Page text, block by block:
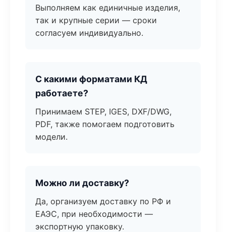
Выполняем как единичные изделия,
так и крупные серии — сроки
согласуем индивидуально.
С какими форматами КД
работаете?
Принимаем STEP, IGES, DXF/DWG,
PDF, также помогаем подготовить
модели.
Можно ли доставку?
Да, организуем доставку по РФ и
ЕАЭС, при необходимости —
экспортную упаковку.